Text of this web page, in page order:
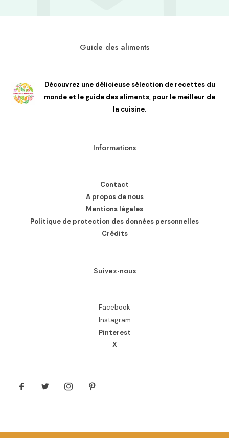
Guide des aliments
Découvrez une délicieuse sélection de recettes du
monde et le guide des aliments, pour le meilleur de
la cuisine.
Informations
Contact
A propos de nous
Mentions légales
Politique de protection des données personnelles
Crédits
Suivez-nous
Facebook
Instagram
Pinterest
X